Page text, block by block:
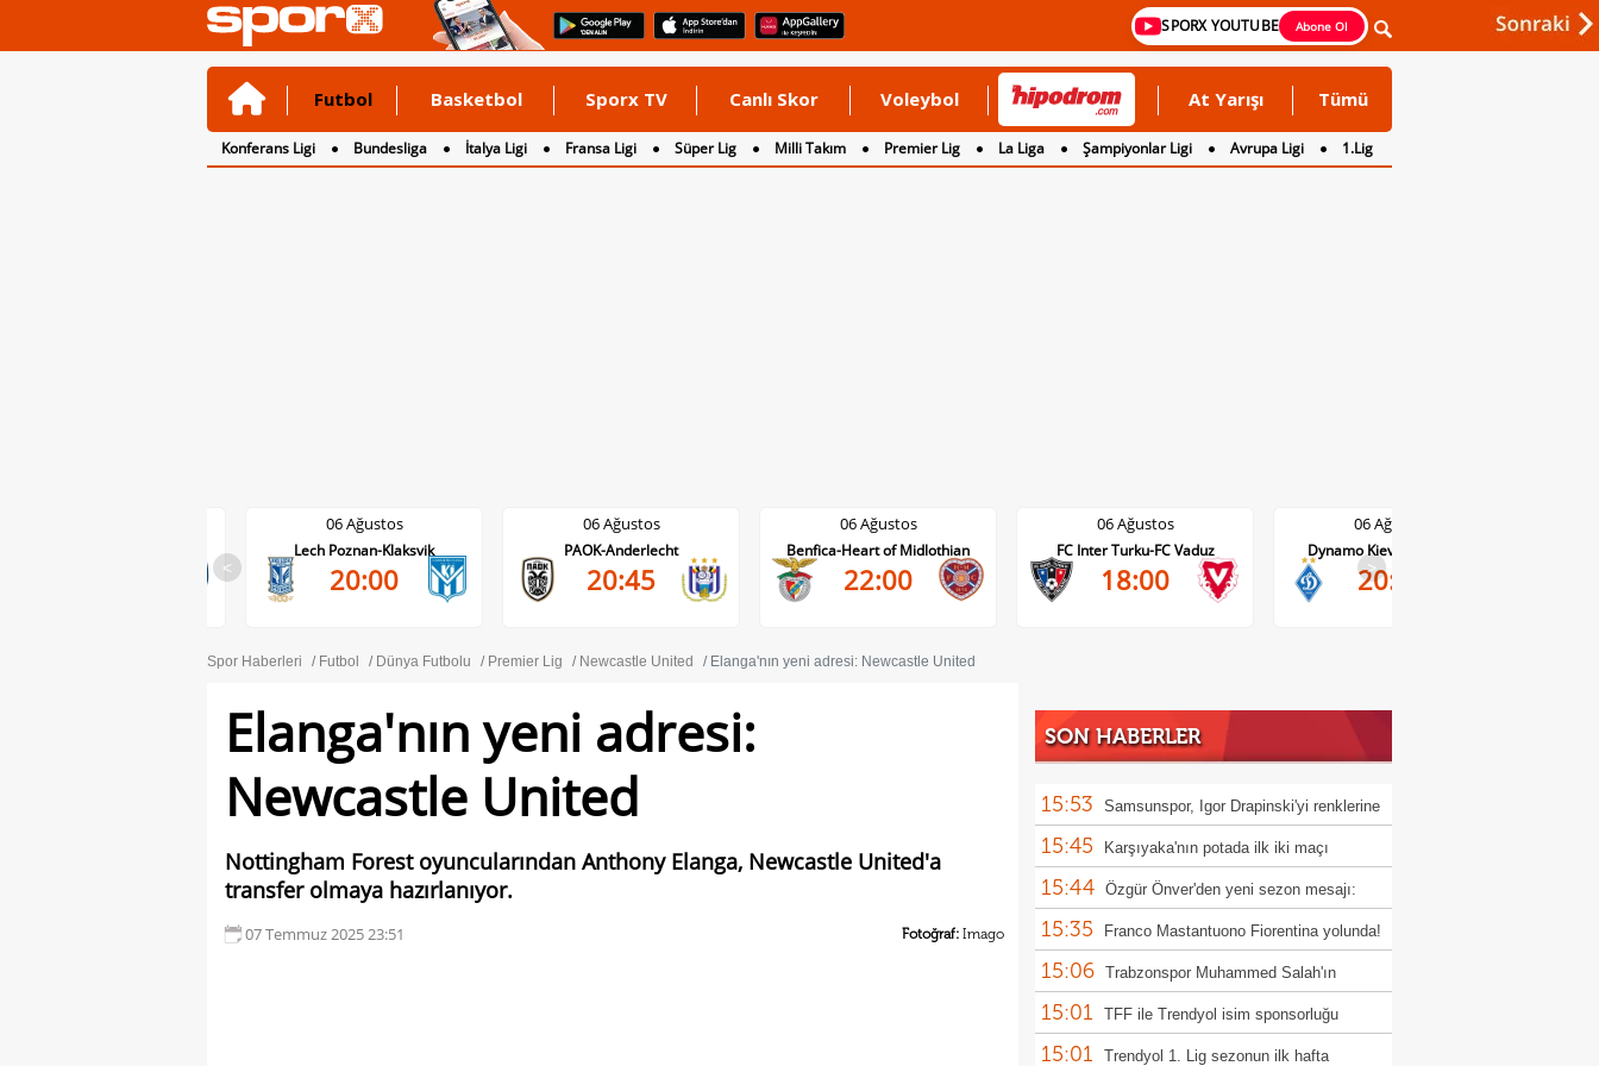
SPORX YOUTUBE Abone Ol
Futbol Basketbol Sporx TV Canlı Skor Voleybol At Yarışı Tümü
Konferans Ligi Bundesliga İtalya Ligi Fransa Ligi Süper Lig Milli Takım Premier Lig La Liga Şampiyonlar Ligi Avrupa Ligi
1.Lig
2. Lig
3. Lig
<
06 Ağustos
PAOK-Anderlecht
20:45
06 Ağustos
Benfica-Heart of Midlothian
22:00
06 Ağustos
FC Inter Turku-FC Vaduz
18:00
06 Ağustos
Dynamo Kiev-Qarabag FK
20:00
06 Ağustos
FC Twente-Dunajska Streda
21:00
>
Spor Haberleri Futbol Dünya Futbolu Premier Lig Newcastle United Elanga'nın yeni adresi: Newcastle United
Elanga'nın yeni adresi:
Newcastle United
Nottingham Forest oyuncularından Anthony Elanga, Newcastle United'a
transfer olmaya hazırlanıyor.
07 Temmuz 2025 23:51 Fotoğraf: Imago
SON HABERLER
15:53 Samsunspor, Igor Drapinski'yi renklerine
kattı
15:45 Karşıyaka'nın potada ilk iki maçı
seyircisiz
15:44 Özgür Önver'den yeni sezon mesajı:
"Galatasaray ruhunu oluşturacağız"
15:35 Franco Mastantuono Fiorentina yolunda!
15:06 Trabzonspor Muhammed Salah'ın
maliyetini açıkladı!
15:01 TFF ile Trendyol isim sponsorluğu
sözleşmesini uzattı
15:01 Trendyol 1. Lig sezonun ilk hafta